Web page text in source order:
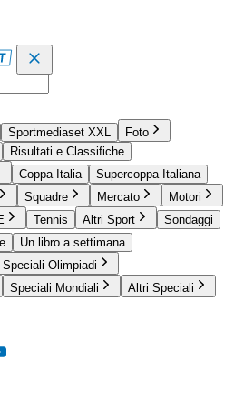
Sportmediaset XXL
Foto
Risultati e Classifiche
Coppa Italia
Supercoppa Italiana
Squadre Mercato
Motori
Tennis Altri Sport
Sondaggi
Un libro a settimana
Speciali Olimpiadi
Speciali Mondiali Altri Speciali